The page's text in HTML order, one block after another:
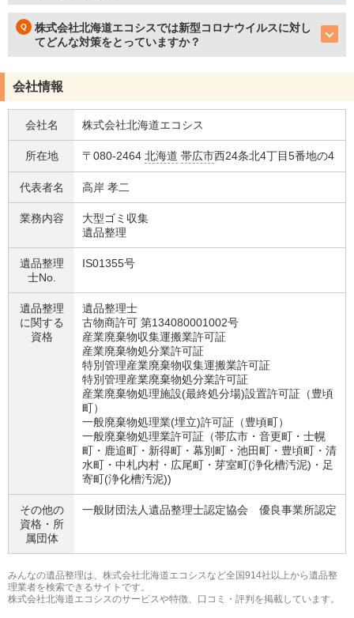
株式会社北海道エコシスでは新型コロナウイルスに対し
てどんな対策をとっていますか？
会社情報
会社名 株式会社北海道エコシス
所在地 〒080-2464 北海道 帯広市西24条北4丁目5番地の4
代表者名 高岸 孝二
業務内容
大型ゴミ収集
遺品整理
遺品整理
士No.
IS01355号
遺品整理
に関する
資格
遺品整理士
古物商許可 第134080001002号
産業廃棄物収集運搬業許可証
産業廃棄物処分業許可証
特別管理産業廃棄物収集運搬業許可証
特別管理産業廃棄物処分業許可証
産業廃棄物処理施設(最終処分場)設置許可証（豊頃
町）
一般廃棄物処理業(埋立)許可証（豊頃町）
一般廃棄物処理業許可証（帯広市・音更町・士幌
町・鹿追町・新得町・幕別町・池田町・豊頃町・清
水町・中札内村・広尾町・芽室町(浄化槽汚泥)・足
寄町(浄化槽汚泥))
その他の
資格・ 所
属団体
一般財団法人遺品整理士認定協会 優良事業所認定
みんなの遺品整理は、株式会社北海道エコシスなど全国914社以上から遺品整
理業者を検索できるサイトです。
株式会社北海道エコシスのサービスや特徴、口コミ・評判を掲載しています。